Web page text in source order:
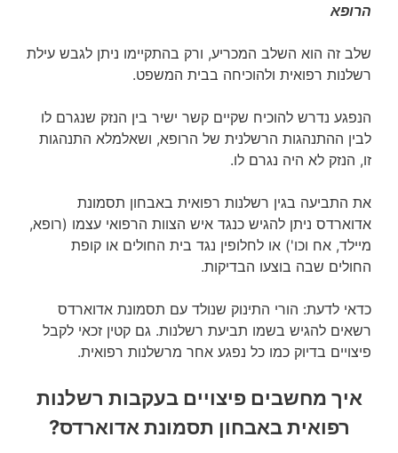
הרופא
שלב זה הוא השלב המכריע, ורק בהתקיימו ניתן לגבש עילת
רשלנות רפואית ולהוכיחה בבית המשפט.
הנפגע נדרש להוכיח שקיים קשר ישיר בין הנזק שנגרם לו
לבין ההתנהגות הרשלנית של הרופא, ושאלמלא התנהגות
זו, הנזק לא היה נגרם לו.
את התביעה בגין רשלנות רפואית באבחון תסמונת
אדוארדס ניתן להגיש כנגד איש הצוות הרפואי עצמו (רופא,
מיילד, אח וכו') או לחלופין נגד בית החולים או קופת
החולים שבה בוצעו הבדיקות.
כדאי לדעת: הורי התינוק שנולד עם תסמונת אדוארדס
רשאים להגיש בשמו תביעת רשלנות. גם קטין זכאי לקבל
פיצויים בדיוק כמו כל נפגע אחר מרשלנות רפואית.
איך מחשבים פיצויים בעקבות רשלנות
רפואית באבחון תסמונת אדוארדס?